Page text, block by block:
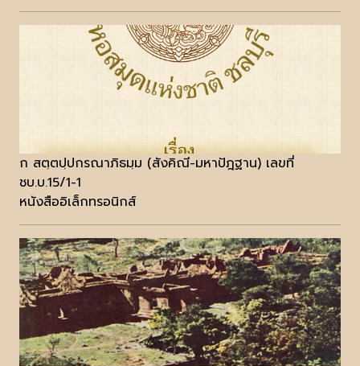
ก สตฺตปฺปกรณาภิธมฺม (สังคิณี-มหาปัฎฐาน) เลขที่
ชบ.บ.15/1-1
หนังสืออิเล็กทรอนิกส์